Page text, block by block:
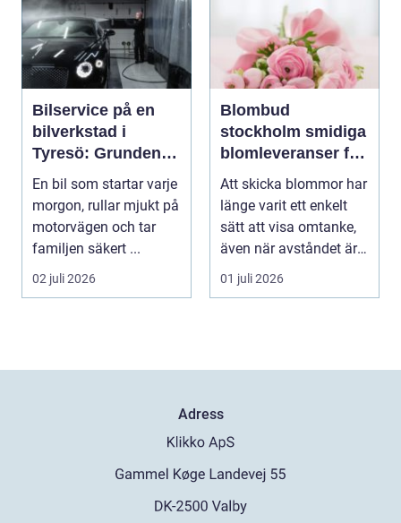
Bilservice på en
bilverkstad i
Tyresö: Grunden
för en trygg och
hållbar bilvardag
En bil som startar varje
morgon, rullar mjukt på
motorvägen och tar
familjen säkert ...
02 juli 2026
Blombud
stockholm smidiga
blomleveranser för
alla tillfällen
Att skicka blommor har
länge varit ett enkelt
sätt att visa omtanke,
även när avståndet är
stort ell...
01 juli 2026
Adress